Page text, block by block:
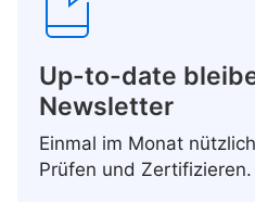
Up-to-date
Newsletter
Einmal im Monat
Prüfen und Zertifizieren.